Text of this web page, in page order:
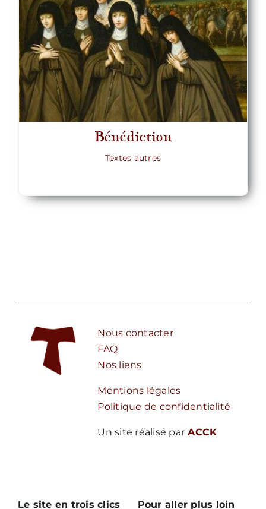
Bénédiction
Textes autres
Le site en trois clics Pour aller plus loin
Nous contacter
FAQ
Nos liens
Mentions légales
Politique de confidentialité
Un site réalisé par ACCK